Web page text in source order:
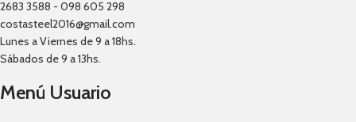
2683 3588 - 098 605 298
costasteel2016@gmail.com
Lunes a Viernes de 9 a 18hs.
Sábados de 9 a 13hs.
Menú Usuario